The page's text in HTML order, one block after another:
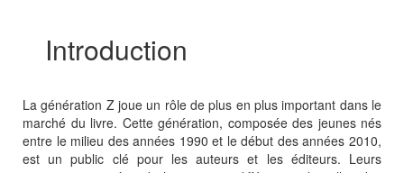
Introduction
La génération Z joue un rôle de plus en plus important dans le
marché du livre. Cette génération, composée des jeunes nés
entre le milieu des années 1990 et le début des années 2010,
est un public clé pour les auteurs et les éditeurs. Leurs